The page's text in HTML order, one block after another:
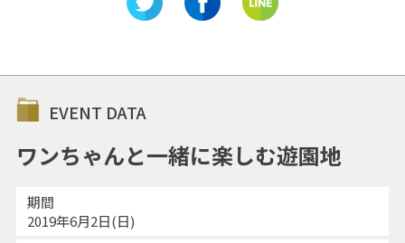
EVENT DATA
ワンちゃんと一緒に楽しむ遊園地
期間
2019年6月2日(日)